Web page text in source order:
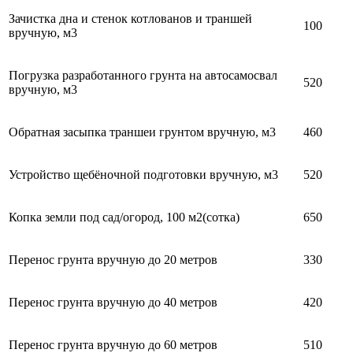
Зачистка дна и стенок котлованов и траншей
вручную, м3
100
Погрузка разработанного грунта на автосамосвал
вручную, м3
520
Обратная засыпка траншеи грунтом вручную, м3 460
Устройство щебёночной подготовки вручную, м3 520
Копка земли под сад/огород, 100 м2(сотка) 650
Перенос грунта вручную до 20 метров 330
Перенос грунта вручную до 40 метров 420
Перенос грунта вручную до 60 метров 510